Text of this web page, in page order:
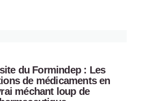
du Formindep : Les
de médicaments en
méchant loup de